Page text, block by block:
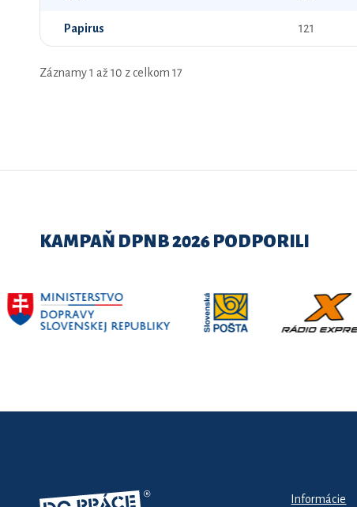
Papirus 121
Záznamy 1 až 10 z celkom 17
KAMPAŇ DPNB 2026 PODPORILI
Informácie